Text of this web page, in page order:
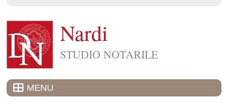
Nardi
STUDIO NOTARILE
MENU